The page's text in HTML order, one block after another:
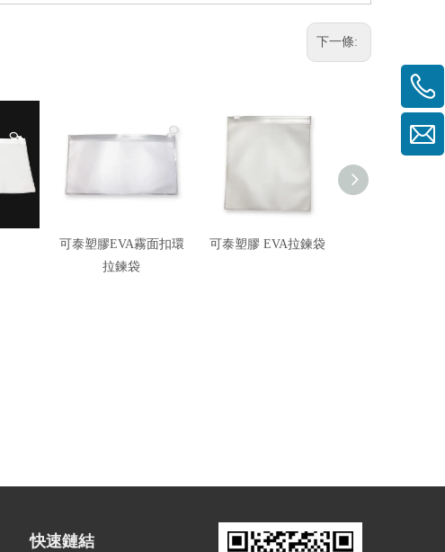
下一條:
可泰塑膠EVA霧面扣環
拉鍊袋
可泰塑膠 EVA拉鍊袋
快速鏈結